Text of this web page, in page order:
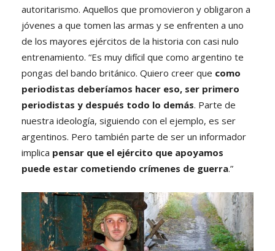
autoritarismo. Aquellos que promovieron y obligaron a
jóvenes a que tomen las armas y se enfrenten a uno
de los mayores ejércitos de la historia con casi nulo
entrenamiento. “Es muy difícil que como argentino te
pongas del bando británico. Quiero creer que como
periodistas deberíamos hacer eso, ser primero
periodistas y después todo lo demás. Parte de
nuestra ideología, siguiendo con el ejemplo, es ser
argentinos. Pero también parte de ser un informador
implica pensar que el ejército que apoyamos
puede estar cometiendo crímenes de guerra.”